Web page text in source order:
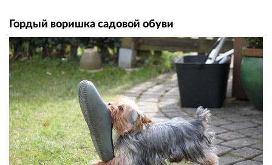
Гордый воришка садовой обуви